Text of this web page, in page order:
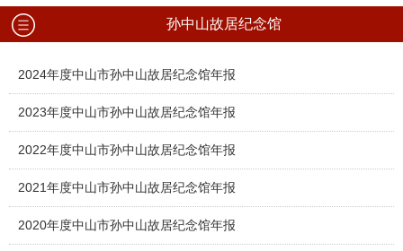
孙中山故居纪念馆
2024年度中山市孙中山故居纪念馆年报
2023年度中山市孙中山故居纪念馆年报
2022年度中山市孙中山故居纪念馆年报
2021年度中山市孙中山故居纪念馆年报
2020年度中山市孙中山故居纪念馆年报